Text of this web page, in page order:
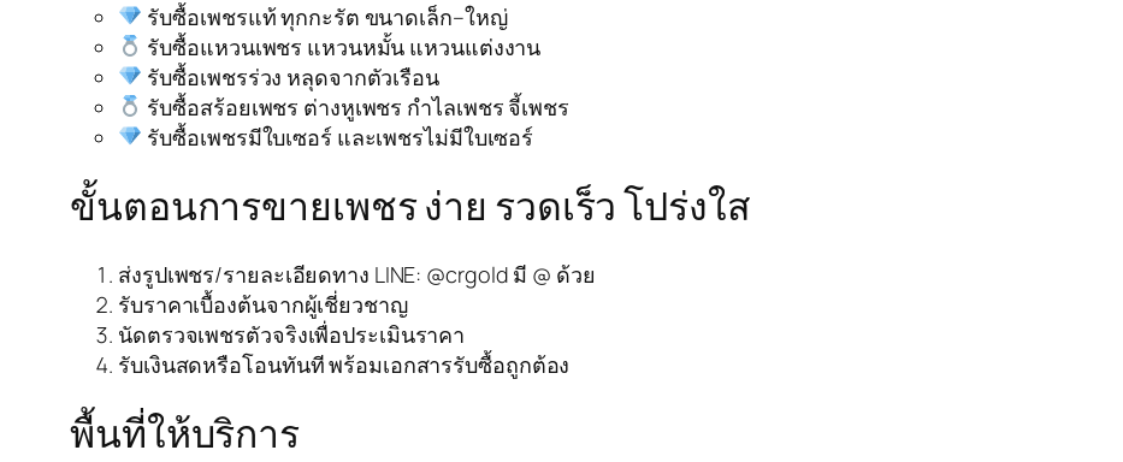
รับซื้อเพชรแท้ ทุกกะรัต ขนาดเล็ก–ใหญ่
รับซื้อแหวนเพชร แหวนหมั้น แหวนแต่งงาน
รับซื้อเพชรร่วง หลุดจากตัวเรือน
รับซื้อสร้อยเพชร ต่างหูเพชร กำไลเพชร จี้เพชร
รับซื้อเพชรมีใบเซอร์ และเพชรไม่มีใบเซอร์
ขั้นตอนการขายเพชร ง่าย รวดเร็ว โปร่งใส
ส่งรูปเพชร/รายละเอียดทาง LINE: @crgold มี @ ด้วย
รับราคาเบื้องต้นจากผู้เชี่ยวชาญ
นัดตรวจเพชรตัวจริงเพื่อประเมินราคา
รับเงินสดหรือโอนทันที พร้อมเอกสารรับซื้อถูกต้อง
พื้นที่ให้บริการ